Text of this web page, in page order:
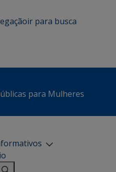
ir para busca
para Mulheres